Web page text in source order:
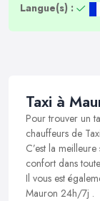
Langue(s) :
Taxi à
Pour trouver un
chauffeurs de
C’est la
confort dans
Il vous est
Mauron 24h/7j .